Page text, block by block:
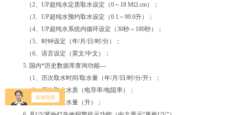
（2、UP超纯水定质取水设定（0～18 MΩ.cm）；
（3、UP超纯水预约取水设定（0.1～99.0升）；
（4、UP超纯水系统内循环设定（30秒～180秒）；
（5、时钟设定（年/月/日/时/分）；
（6、语言设定（英文/中文）；
5. 国内*历史数据库查询功能---
（1、历次取水时间/取水量（年/月/日/时/分/升）；
（2、历次取水水质（电导率/电阻率）；
（3、累计总取水量（升）；